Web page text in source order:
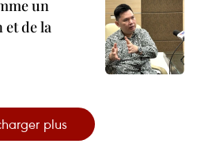
un
et de la
plus